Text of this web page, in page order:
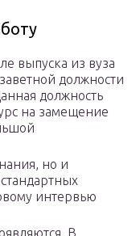
выпуска из вуза
должности
должность
на замещение
но и
интервью
В